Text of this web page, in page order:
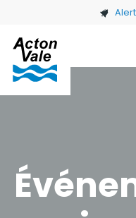
Skip to main content